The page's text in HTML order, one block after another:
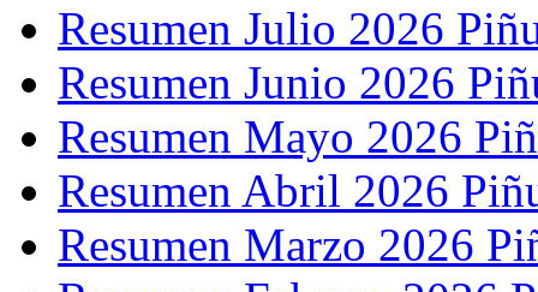
Resumen Julio 2026
Resumen Junio 2026
Resumen Mayo 2026
Resumen Abril 2026
Resumen Marzo 2026